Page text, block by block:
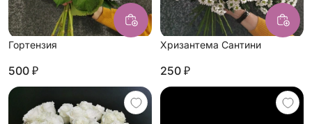
Гортензия
500 ₽
Хризантема Сантини
250 ₽